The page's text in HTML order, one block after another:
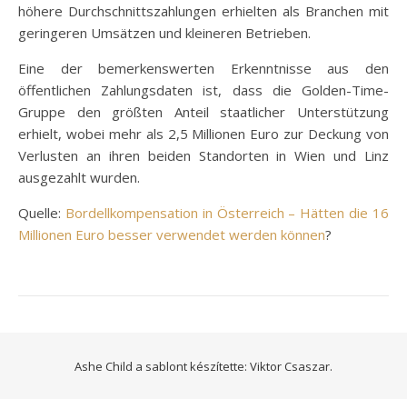
höhere Durchschnittszahlungen erhielten als Branchen mit
geringeren Umsätzen und kleineren Betrieben.
Eine der bemerkenswerten Erkenntnisse aus den
öffentlichen Zahlungsdaten ist, dass die Golden-Time-
Gruppe den größten Anteil staatlicher Unterstützung
erhielt, wobei mehr als 2,5 Millionen Euro zur Deckung von
Verlusten an ihren beiden Standorten in Wien und Linz
ausgezahlt wurden.
Quelle: Bordellkompensation in Österreich – Hätten die 16
Millionen Euro besser verwendet werden können?
Ashe Child a sablont készítette: Viktor Csaszar.